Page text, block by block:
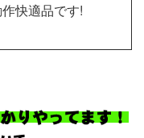
快適品です!